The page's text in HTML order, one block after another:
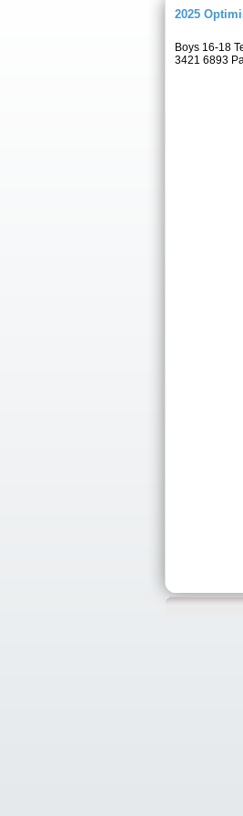
2025
Boys 16-18
3421 6893